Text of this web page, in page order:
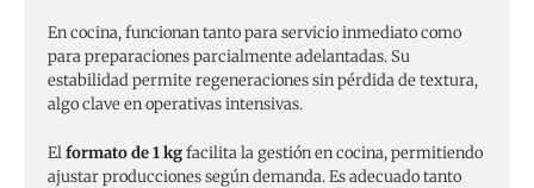
En cocina, funcionan tanto para servicio inmediato como
para preparaciones parcialmente adelantadas. Su
estabilidad permite regeneraciones sin pérdida de textura,
algo clave en operativas intensivas.
Elformato de 1 kgfacilita la gestión en cocina, permitiendo
ajustar producciones según demanda. Es adecuado tanto